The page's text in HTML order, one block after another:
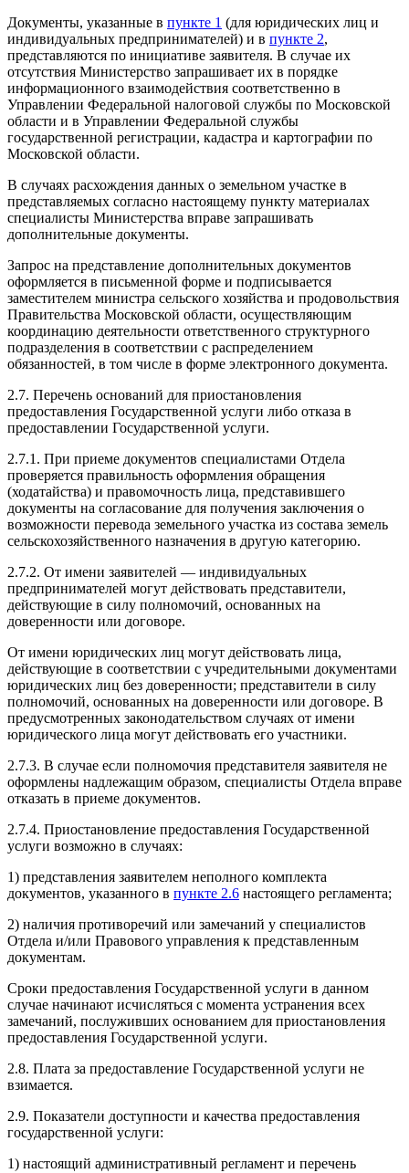
Документы, указанные в пункте 1 (для юридических лиц и
индивидуальных предпринимателей) и в пункте 2,
представляются по инициативе заявителя. В случае их
отсутствия Министерство запрашивает их в порядке
информационного взаимодействия соответственно в
Управлении Федеральной налоговой службы по Московской
области и в Управлении Федеральной службы
государственной регистрации, кадастра и картографии по
Московской области.
В случаях расхождения данных о земельном участке в
представляемых согласно настоящему пункту материалах
специалисты Министерства вправе запрашивать
дополнительные документы.
Запрос на представление дополнительных документов
оформляется в письменной форме и подписывается
заместителем министра сельского хозяйства и продовольствия
Правительства Московской области, осуществляющим
координацию деятельности ответственного структурного
подразделения в соответствии с распределением
обязанностей, в том числе в форме электронного документа.
2.7. Перечень оснований для приостановления
предоставления Государственной услуги либо отказа в
предоставлении Государственной услуги.
2.7.1. При приеме документов специалистами Отдела
проверяется правильность оформления обращения
(ходатайства) и правомочность лица, представившего
документы на согласование для получения заключения о
возможности перевода земельного участка из состава земель
сельскохозяйственного назначения в другую категорию.
2.7.2. От имени заявителей — индивидуальных
предпринимателей могут действовать представители,
действующие в силу полномочий, основанных на
доверенности или договоре.
От имени юридических лиц могут действовать лица,
действующие в соответствии с учредительными документами
юридических лиц без доверенности; представители в силу
полномочий, основанных на доверенности или договоре. В
предусмотренных законодательством случаях от имени
юридического лица могут действовать его участники.
2.7.3. В случае если полномочия представителя заявителя не
оформлены надлежащим образом, специалисты Отдела вправе
отказать в приеме документов.
2.7.4. Приостановление предоставления Государственной
услуги возможно в случаях:
1) представления заявителем неполного комплекта
документов, указанного в пункте 2.6 настоящего регламента;
2) наличия противоречий или замечаний у специалистов
Отдела и/или Правового управления к представленным
документам.
Сроки предоставления Государственной услуги в данном
случае начинают исчисляться с момента устранения всех
замечаний, послуживших основанием для приостановления
предоставления Государственной услуги.
2.8. Плата за предоставление Государственной услуги не
взимается.
2.9. Показатели доступности и качества предоставления
государственной услуги:
1) настоящий административный регламент и перечень